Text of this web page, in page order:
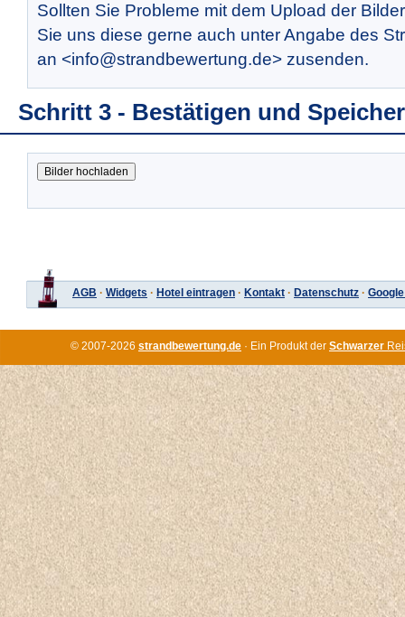
Sollten Sie Probleme mit dem Upload der
Sie uns diese gerne auch unter Angabe des
an <info@strandbewertung.de> zusenden.
Schritt 3 - Bestätigen und
AGB · Widgets · Hotel eintragen · Kontakt · Datenschutz ·
© 2007-2026 strandbewertung.de · Ein Produkt der Schwarzer